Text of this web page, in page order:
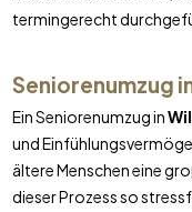
termingerecht
Seniorenumzug
Ein Seniorenumzug in
und
ältere Menschen eine
dieser Prozess so